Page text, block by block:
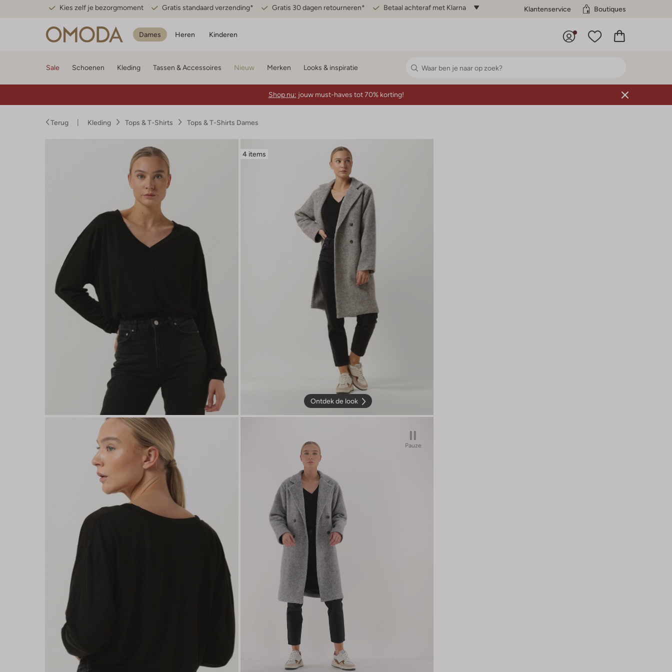
Kies zelf je bezorgmoment Gratis standaard verzending* Gratis 30 dagen retourneren* Betaal achteraf met Klarna Klantenservice Boutiques
Dames Heren Kinderen
Sale Schoenen Kleding Tassen & Accessoires Nieuw Merken Looks & inspiratie
Shop nu: jouw must-haves tot 70% korting!
Terug Kleding Tops & T-Shirts Tops & T-Shirts Dames
4 items
Ontdek de look
Pauze